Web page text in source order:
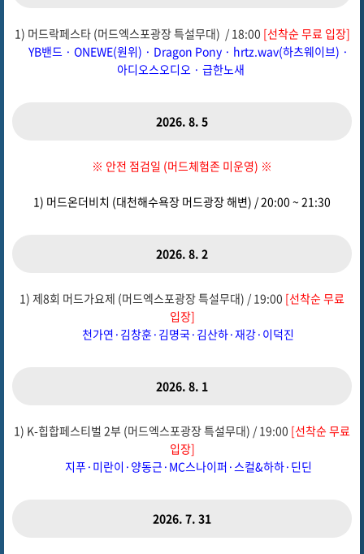
1) 머드락페스타 (머드엑스포광장 특설무대) / 18:00 [선착순 무료 입장]
YB밴드 · ONEWE(원위) · Dragon Pony · hrtz.wav(하츠웨이브) ·
아디오스오디오 · 급한노새
2026. 8. 5
※ 안전 점검일 (머드체험존 미운영) ※
1) 머드온더비치 (대천해수욕장 머드광장 해변) / 20:00 ~ 21:30
2026. 8. 2
1) 제8회 머드가요제 (머드엑스포광장 특설무대) / 19:00 [선착순 무료
입장]
천가연·김창훈·김명국·김산하·재강·이덕진
2026. 8. 1
1) K-힙합페스티벌 2부 (머드엑스포광장 특설무대) / 19:00 [선착순 무료
입장]
지푸·미란이·양동근·MC스나이퍼·스컬&하하·딘딘
2026. 7. 31